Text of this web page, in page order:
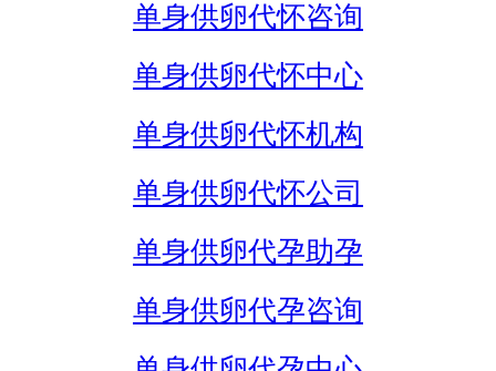
单身供卵代怀咨询
单身供卵代怀中心
单身供卵代怀机构
单身供卵代怀公司
单身供卵代孕助孕
单身供卵代孕咨询